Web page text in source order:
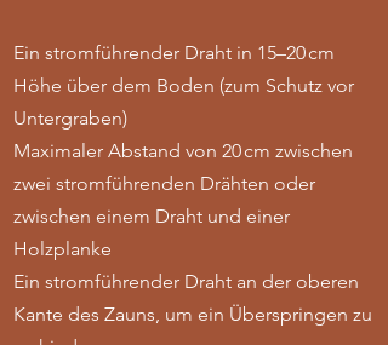
Ein stromführender Draht in 15–20 cm
Höhe über dem Boden (zum Schutz vor
Untergraben)
Maximaler Abstand von 20 cm zwischen
zwei stromführenden Drähten oder
zwischen einem Draht und einer
Holzplanke
Ein stromführender Draht an der oberen
Kante des Zauns, um ein Überspringen zu